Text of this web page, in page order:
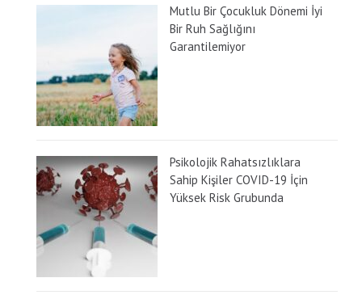
Mutlu Bir Çocukluk Dönemi İyi
Bir Ruh Sağlığını
Garantilemiyor
Psikolojik Rahatsızlıklara
Sahip Kişiler COVID-19 İçin
Yüksek Risk Grubunda